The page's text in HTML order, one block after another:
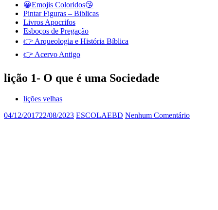
😀Emojis Coloridos😘
Pintar Figuras – Biblicas
Livros Apocrifos
Esboços de Pregação
👉 Arqueologia e História Bíblica
👉 Acervo Antigo
lição 1- O que é uma Sociedade
lições velhas
04/12/201722/08/2023 ESCOLAEBD Nenhum Comentário